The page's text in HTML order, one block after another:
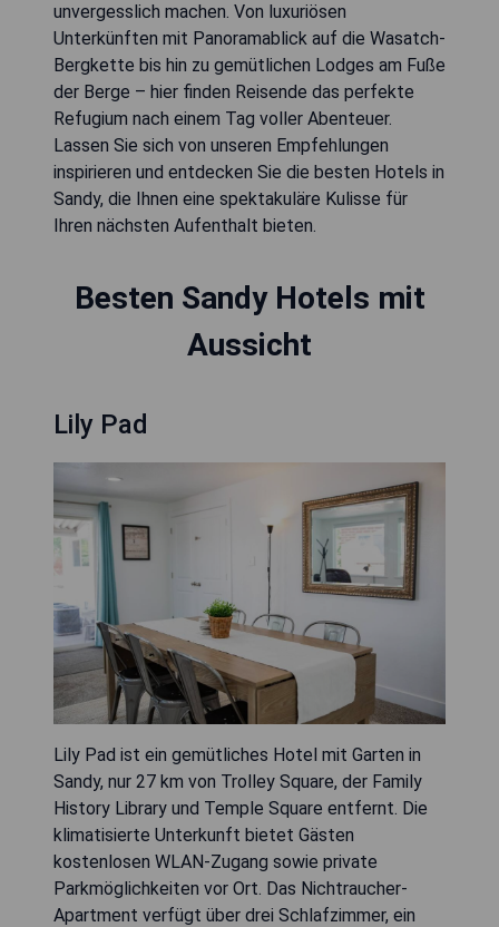
unvergesslich machen. Von luxuriösen
Unterkünften mit Panoramablick auf die Wasatch-
Bergkette bis hin zu gemütlichen Lodges am Fuße
der Berge – hier finden Reisende das perfekte
Refugium nach einem Tag voller Abenteuer.
Lassen Sie sich von unseren Empfehlungen
inspirieren und entdecken Sie die besten Hotels in
Sandy, die Ihnen eine spektakuläre Kulisse für
Ihren nächsten Aufenthalt bieten.
Besten Sandy Hotels mit
Aussicht
Lily Pad
Lily Pad ist ein gemütliches Hotel mit Garten in
Sandy, nur 27 km von Trolley Square, der Family
History Library und Temple Square entfernt. Die
klimatisierte Unterkunft bietet Gästen
kostenlosen WLAN-Zugang sowie private
Parkmöglichkeiten vor Ort. Das Nichtraucher-
Apartment verfügt über drei Schlafzimmer, ein